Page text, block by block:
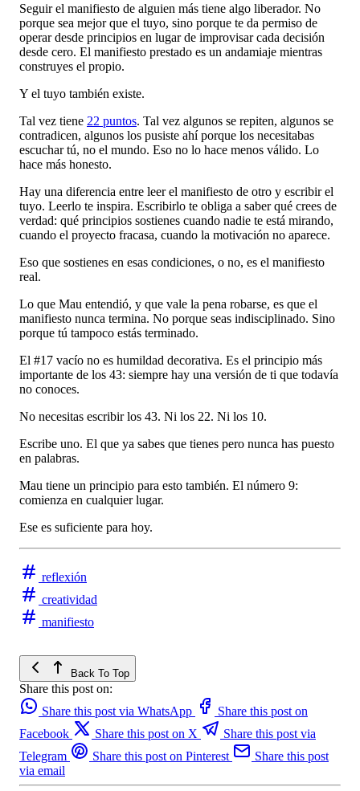
Seguir el manifiesto de alguien más tiene algo liberador. No
porque sea mejor que el tuyo, sino porque te da permiso de
operar desde principios en lugar de improvisar cada decisión
desde cero. El manifiesto prestado es un andamiaje mientras
construyes el propio.
Y el tuyo también existe.
Tal vez tiene 22 puntos. Tal vez algunos se repiten, algunos se
contradicen, algunos los pusiste ahí porque los necesitabas
escuchar tú, no el mundo. Eso no lo hace menos válido. Lo
hace más honesto.
Hay una diferencia entre leer el manifiesto de otro y escribir el
tuyo. Leerlo te inspira. Escribirlo te obliga a saber qué crees de
verdad: qué principios sostienes cuando nadie te está mirando,
cuando el proyecto fracasa, cuando la motivación no aparece.
Eso que sostienes en esas condiciones, o no, es el manifiesto
real.
Lo que Mau entendió, y que vale la pena robarse, es que el
manifiesto nunca termina. No porque seas indisciplinado. Sino
porque tú tampoco estás terminado.
El #17 vacío no es humildad decorativa. Es el principio más
importante de los 43: siempre hay una versión de ti que todavía
no conoces.
No necesitas escribir los 43. Ni los 22. Ni los 10.
Escribe uno. El que ya sabes que tienes pero nunca has puesto
en palabras.
Mau tiene un principio para esto también. El número 9:
comienza en cualquier lugar.
Ese es suficiente para hoy.
reflexión
creatividad
manifiesto
Back To Top
Share this post on:
Share this post via WhatsApp
Share this post on
Facebook
Share this post on X
Share this post via
Telegram
Share this post on Pinterest
Share this post
via email